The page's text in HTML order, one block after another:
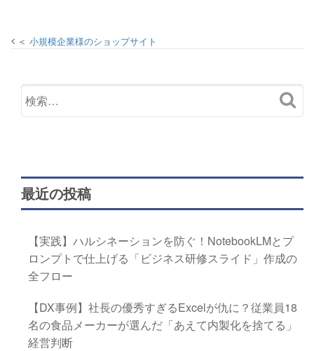
小規模企業様のショップサイト
最近の投稿
【実践】ハルシネーションを防ぐ！NotebookLMとプ
ロンプトで仕上げる「ビジネス研修スライド」作成の
全フロー
【DX事例】社長の優秀すぎるExcelが仇に？従業員18
名の食品メーカーが選んだ「あえて内製化を捨てる」
経営判断